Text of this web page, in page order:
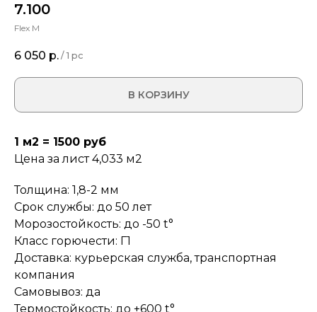
7.100
Flex M
6 050 р. / 1 pc
В КОРЗИНУ
1 м2 = 1500 руб
Цена за лист 4,033 м2
Толщина: 1,8-2 мм
Срок службы: до 50 лет
Морозостойкость: до -50 t°
Класс горючести: Г1
Доставка: курьерская служба, транспортная
компания
Самовывоз: да
Термостойкость: до +600 t°